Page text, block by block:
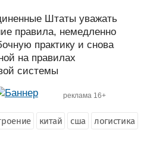
Штаты уважать
правила, немедленно
практику и снова
на правилах
системы
реклама 16+
китай сша
логистика